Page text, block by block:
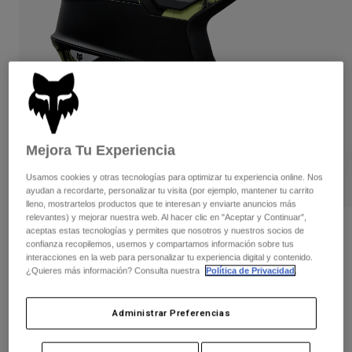
Pantalones largos
Pantalones cortos
Chaquetas y chalecos
Guantes
Protecciones
Gafas de protección
Calcetines
Accesorios
Recambios
Guantes
Chaquetas
Gafas de protección
Calcetines
Mochilas y accesorios
Camisas
Ver todo
Mujer
Camisetas y tops
Sudaderas
Chaquetas
Pantalones
Camisas
Ver todo
Niños
Protecciones
Gafas de Protección
Calcetines
Ver todo
Moto
Cascos
Camisetas
Pantalones
Botas
Casco Dropframe Pro Flow
N.º de artículo38354
279,99 €
Mejora Tu Experiencia
Usamos cookies y otras tecnologías para optimizar tu experiencia online. Nos
ayudan a recordarte, personalizar tu visita (por ejemplo, mantener tu carrito
lleno, mostrartelos productos que te interesan y enviarte anuncios más
relevantes) y mejorar nuestra web. Al hacer clic en "Aceptar y Continuar",
aceptas estas tecnologías y permites que nosotros y nuestros socios de
confianza recopilemos, usemos y compartamos información sobre tus
interacciones en la web para personalizar tu experiencia digital y contenido.
¿Quieres más información? Consulta nuestra
Política de Privacidad
Administrar Preferencias